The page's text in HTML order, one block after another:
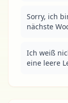
Sorry, ich
nächste
Ich weiß
eine leere